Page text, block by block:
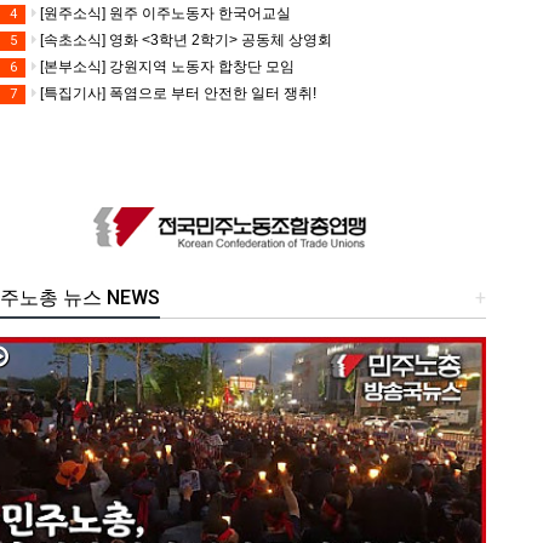
4 [원주소식] 원주 이주노동자 한국어교실
5 [속초소식] 영화 <3학년 2학기> 공동체 상영회
6 [본부소식] 강원지역 노동자 합창단 모임
7 [특집기사] 폭염으로 부터 안전한 일터 쟁취!
+
노총 뉴스 NEWS